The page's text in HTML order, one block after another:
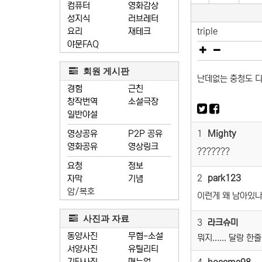
컴퓨터
성지식
요리
야문FAQ
영화감상
러브레터
재테크
회원 게시판
경험
창작번역
일반야설
근친
소설극장
영상공유
영화공유
P2P 공유
영상링크
요청
자막
정보
기념
암/복호
사진과 자료
동양사진
서양사진
무협-소설
유틸리티
triple
난데없는 충청도
1 Mighty
???????
2 park123
이런게 왜 남아있
3 라크슈미
뭐지...... 달랑 한